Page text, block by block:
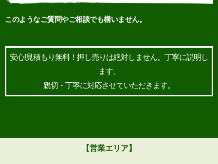
このようなご質問やご相談でも構いません。
安心!見積もり無料！押し売りは絶対しません。丁寧に説明し
ます。
親切・丁寧に対応させていただきます。
【営業エリア】